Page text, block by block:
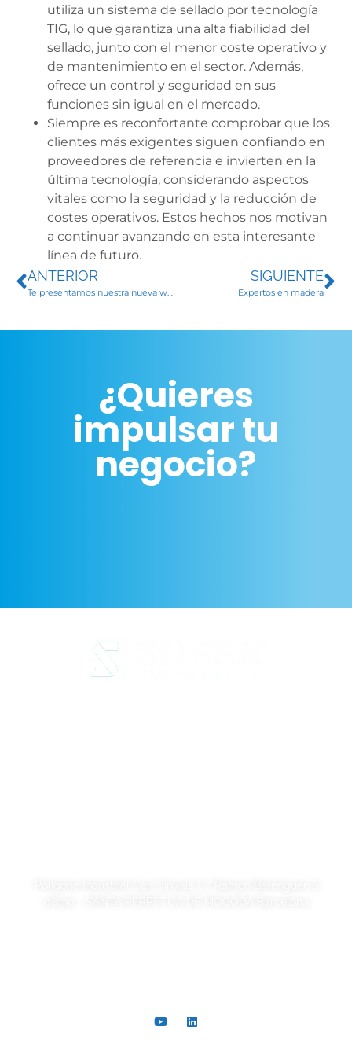
utiliza un sistema de sellado por tecnología
TIG, lo que garantiza una alta fiabilidad del
sellado, junto con el menor coste operativo y
de mantenimiento en el sector. Además,
ofrece un control y seguridad en sus
funciones sin igual en el mercado.
Siempre es reconfortante comprobar que los
clientes más exigentes siguen confiando en
proveedores de referencia e invierten en la
última tecnología, considerando aspectos
vitales como la seguridad y la reducción de
costes operativos. Estos hechos nos motivan
a continuar avanzando en esta interesante
línea de futuro.
ANTERIOR
Te presentamos nuestra nueva web
SIGUIENTE
Expertos en madera
¿Quieres
impulsar tu
negocio?